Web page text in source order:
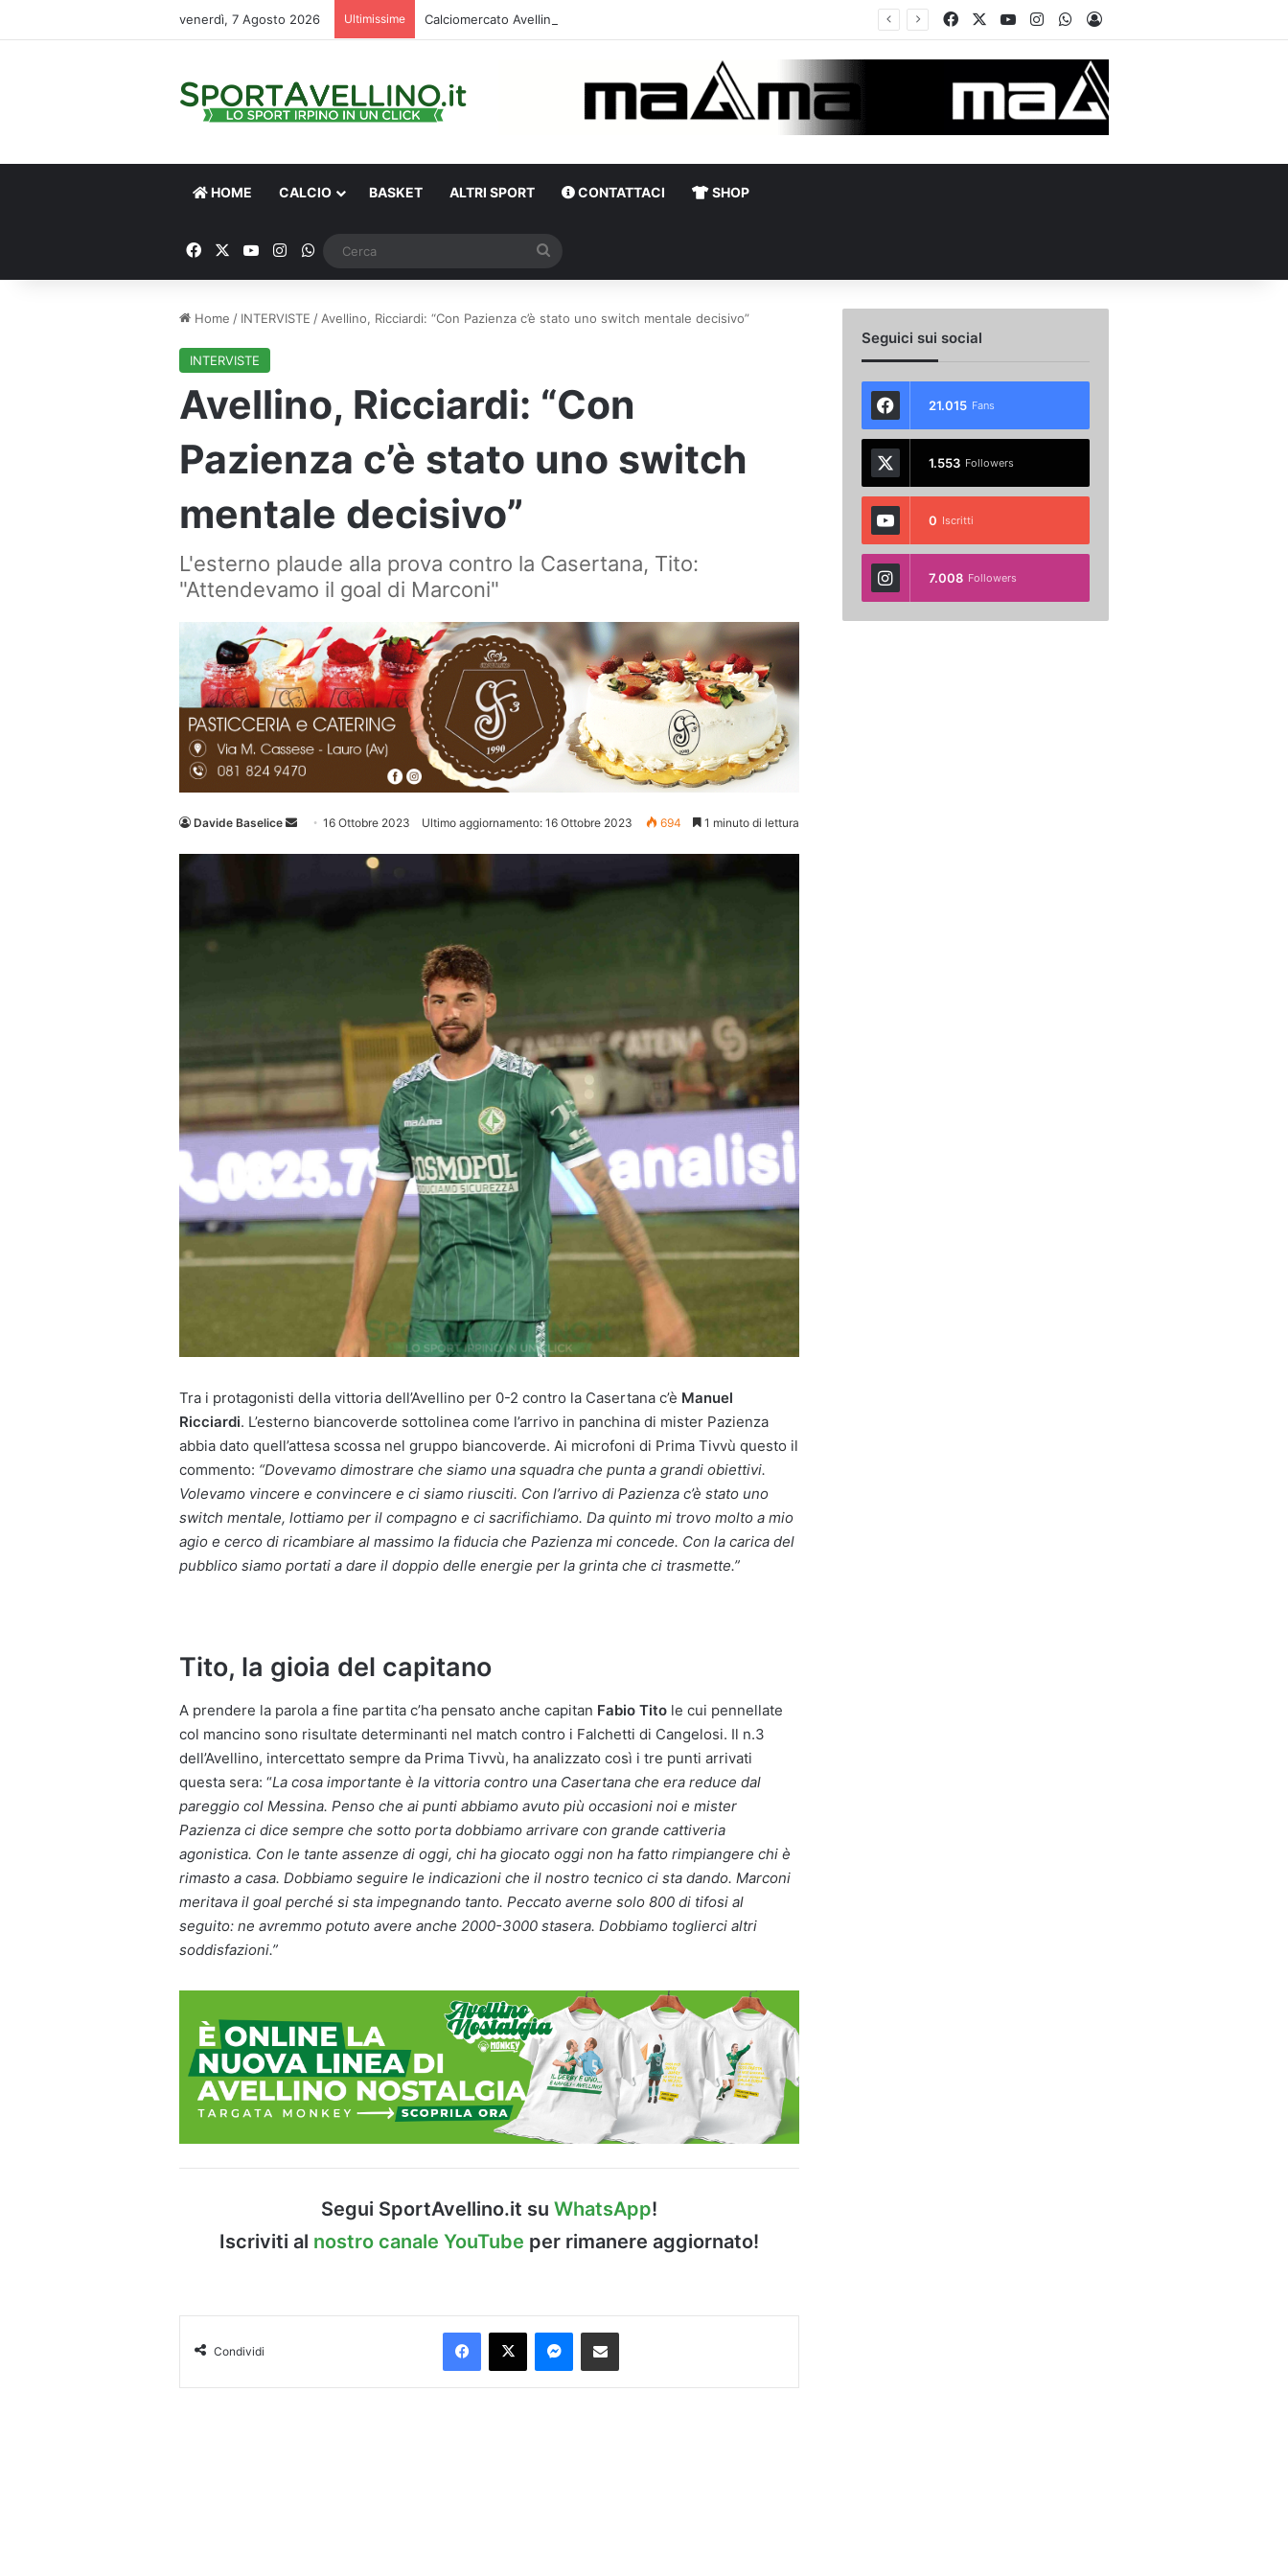
venerdì, 7 Agosto 2026 Ultimissime Calciomercato Avellino, definita una doppia cessione. E sullo sfondo… FacebookYou TubeInstagramWhatsApp
Accedi
HOME CALCIO BASKET ALTRI SPORT CONTATTACI SHOP
FacebookYou TubeInstagram
WhatsApp
Home / INTERVISTE / Avellino, Ricciardi: “Con Pazienza c’è stato uno switch mentale decisivo”
INTERVISTE
Avellino, Ricciardi: “Con
Pazienza c’è stato uno switch
mentale decisivo”
L'esterno plaude alla prova contro la Casertana, Tito:
"Attendevamo il goal di Marconi"
Davide Baselice
Invia 16 Ottobre 2023 Ultimo aggiornamento: 16 Ottobre 2023 694 1 minuto di lettura
Tra i protagonisti della vittoria dell’Avellino per 0-2 contro la Casertana c’è Manuel
Ricciardi. L’esterno biancoverde sottolinea come l’arrivo in panchina di mister Pazienza
abbia dato quell’attesa scossa nel gruppo biancoverde. Ai microfoni di Prima Tivvù questo il
commento: “Dovevamo dimostrare che siamo una squadra che punta a grandi obiettivi.
Volevamo vincere e convincere e ci siamo riusciti. Con l’arrivo di Pazienza c’è stato uno
switch mentale, lottiamo per il compagno e ci sacrifichiamo. Da quinto mi trovo molto a mio
agio e cerco di ricambiare al massimo la fiducia che Pazienza mi concede. Con la carica del
pubblico siamo portati a dare il doppio delle energie per la grinta che ci trasmette.”
Tito, la gioia del capitano
A prendere la parola a fine partita c’ha pensato anche capitan Fabio Tito le cui pennellate
col mancino sono risultate determinanti nel match contro i Falchetti di Cangelosi. Il n.3
dell’Avellino, intercettato sempre da Prima Tivvù, ha analizzato così i tre punti arrivati
questa sera: “La cosa importante è la vittoria contro una Casertana che era reduce dal
pareggio col Messina. Penso che ai punti abbiamo avuto più occasioni noi e mister
Pazienza ci dice sempre che sotto porta dobbiamo arrivare con grande cattiveria
agonistica. Con le tante assenze di oggi, chi ha giocato oggi non ha fatto rimpiangere chi è
rimasto a casa. Dobbiamo seguire le indicazioni che il nostro tecnico ci sta dando. Marconi
meritava il goal perché si sta impegnando tanto. Peccato averne solo 800 di tifosi al
seguito: ne avremmo potuto avere anche 2000-3000 stasera. Dobbiamo toglierci altri
soddisfazioni.”
Segui SportAvellino.it su WhatsApp!
Iscriviti al nostro canale YouTube per rimanere aggiornato!
Condividi
Facebook
X Messenger
Condividi via Email
Seguici sui social
21.015 Fans
1.553 Followers
0 Iscritti
7.008 Followers